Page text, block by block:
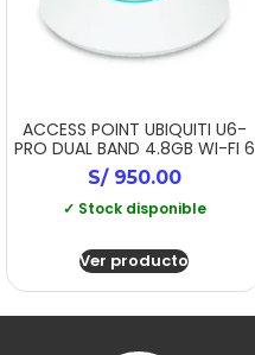
ACCESS POINT UBIQUITI U6-
PRO DUAL BAND 4.8GB WI-FI 6
S/950.00
✓ Stock disponible
Ver producto